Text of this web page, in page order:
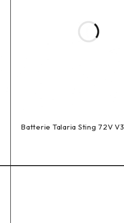
Batterie Talaria Sting 72V V3